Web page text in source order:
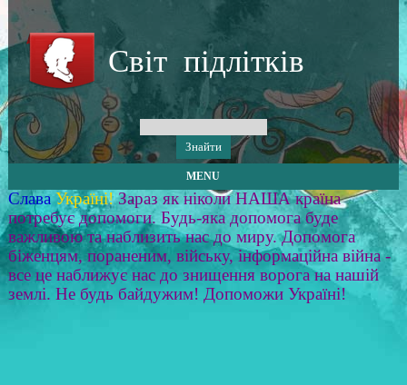
Світ підлітків
MENU
Слава Україні! Зараз як ніколи НАША країна
потребує допомоги. Будь-яка допомога буде
важливою та наблизить нас до миру. Допомога
біженцям, пораненим, війську, інформаційна війна -
все це наближує нас до знищення ворога на нашій
землі. Не будь байдужим! Допоможи Україні!